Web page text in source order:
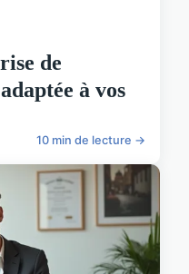
de
à vos
10 min de lecture →